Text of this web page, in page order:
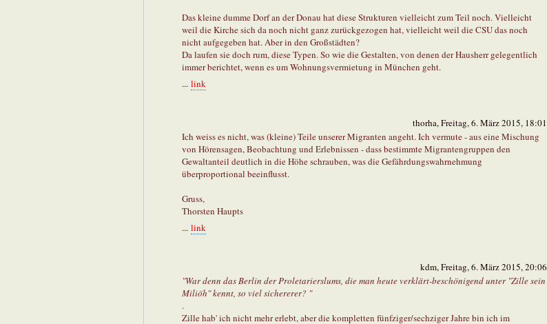
Das kleine dumme Dorf an der Donau hat diese Strukturen vielleicht zum Teil noch. Vielleicht
weil die Kirche sich da noch nicht ganz zurückgezogen hat, vielleicht weil die CSU das noch
nicht aufgegeben hat. Aber in den Großstädten?
Da laufen sie doch rum, diese Typen. So wie die Gestalten, von denen der Hausherr gelegentlich
immer berichtet, wenn es um Wohnungsvermietung in München geht.
... link
thorha, Freitag, 6. März 2015, 18:01
Ich weiss es nicht, was (kleine) Teile unserer Migranten angeht. Ich vermute - aus eine Mischung
von Hörensagen, Beobachtung und Erlebnissen - dass bestimmte Migrantengruppen den
Gewaltanteil deutlich in die Höhe schrauben, was die Gefährdungswahrnehmung
überproportional beeinflusst.
Gruss,
Thorsten Haupts
... link
kdm, Freitag, 6. März 2015, 20:06
"War denn das Berlin der Proletarierslums, die man heute verklärt-beschönigend unter "Zille sein
Miliöh" kennt, so viel sichererer? "
.
Zille hab' ich nicht mehr erlebt, aber die kompletten fünfziger/sechziger Jahre bin ich im